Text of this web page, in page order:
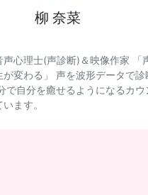
柳 奈菜
声心理士(声診断)＆映像作家 「
が変わる」 声を波形データで診
で自分を癒せるようになるカウ
ます。